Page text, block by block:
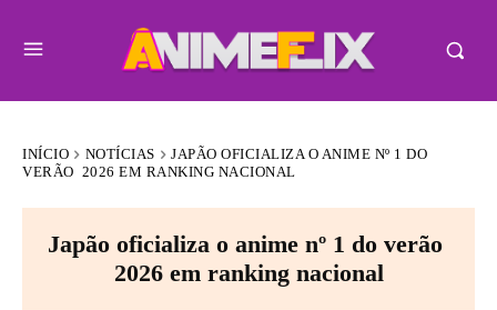
INÍCIO NOTÍCIAS
JAPÃO OFICIALIZA O ANIME Nº 1 DO
VERÃO 2026 EM RANKING NACIONAL
Japão oficializa o anime nº 1 do verão
2026 em ranking nacional